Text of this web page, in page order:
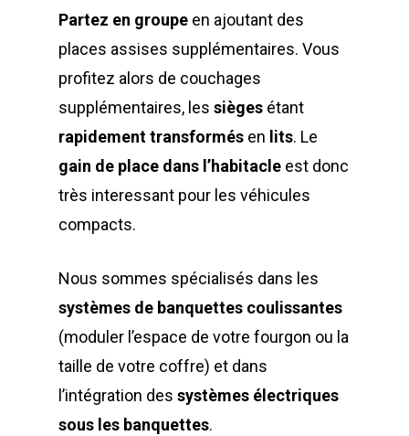
Partez en groupe en ajoutant des
places assises supplémentaires. Vous
profitez alors de couchages
supplémentaires, lessièges étant
rapidement transformés en lits. Le
gain de place dans l’habitacle est donc
très interessant pour les véhicules
compacts.
Nous sommes spécialisés dans les
systèmes de banquettes coulissantes
(moduler l’espace de votre fourgon ou la
taille de votre coffre) et dans
l’intégration dessystèmes électriques
sous les banquettes.